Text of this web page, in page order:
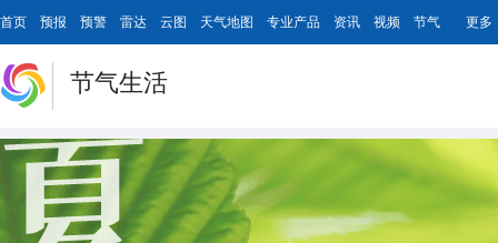
首页 预报 预警 雷达 云图 天气地图 专业产品 资讯 视频 节气 更多
节气生活